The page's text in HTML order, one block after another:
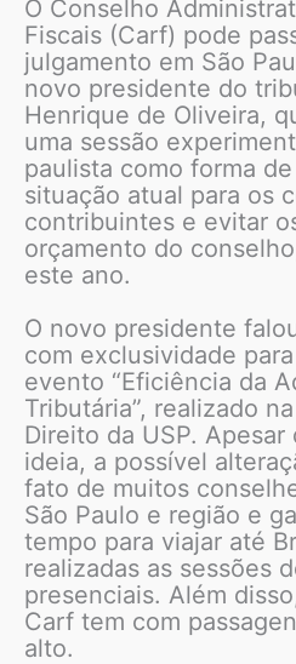
O Conselho
Fiscais (Carf) pode
julgamento em São
novo presidente do
Henrique de Oliveira,
uma sessão
paulista como forma
situação atual para os
contribuintes e evitar
orçamento do
este ano.
O novo presidente
com exclusividade
evento “Eficiência da
Tributária”, realizado
Direito da USP. Apesar
ideia, a possível
fato de muitos
São Paulo e região e
tempo para viajar até
realizadas as sessões
presenciais. Além
Carf tem com
alto.